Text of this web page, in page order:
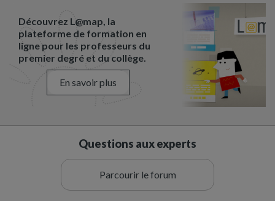
Découvrez L@map, la
plateforme de formation en
ligne pour les professeurs du
premier degré et du collège.
En savoir plus
Questions aux experts
Parcourir le forum